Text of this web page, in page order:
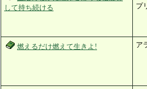
して持ち続ける
プ
燃えるだけ燃えて生きよ! ア